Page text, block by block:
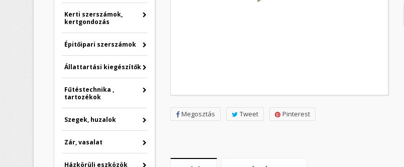
Kerti szerszámok,
kertgondozás
Épitőipari szerszámok
Állattartási kiegészítők
Fűtéstechnika ,
tartozékok
Szegek, huzalok
Zár, vasalat
Házkörüli eszközök
Megosztás Tweet Pinterest